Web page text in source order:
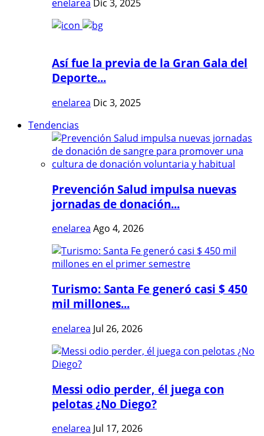
enelarea Dic 3, 2025
Así fue la previa de la Gran Gala del
Deporte...
enelarea Dic 3, 2025
Tendencias
Prevención Salud impulsa nuevas
jornadas de donación...
enelarea Ago 4, 2026
Turismo: Santa Fe generó casi $ 450
mil millones...
enelarea Jul 26, 2026
Messi odio perder, él juega con
pelotas ¿No Diego?
enelarea Jul 17, 2026